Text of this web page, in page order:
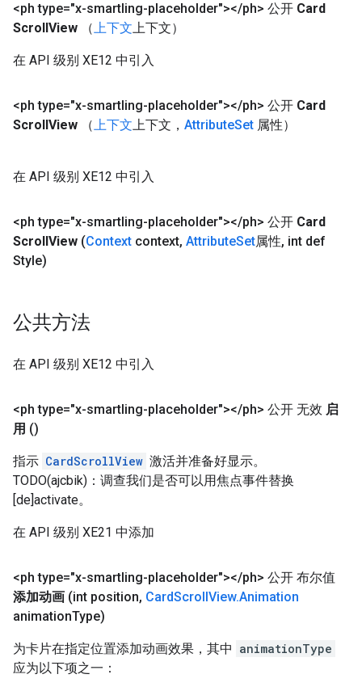
<ph type="x-smartling-placeholder"></ph> 公开 Card
ScrollView （上下文上下文）
在 API 级别 XE12 中引入
<ph type="x-smartling-placeholder"></ph> 公开 Card
ScrollView （上下文上下文， AttributeSet 属性）
在 API 级别 XE12 中引入
<ph type="x-smartling-placeholder"></ph> 公开 Card
ScrollView (Context context, AttributeSet属性, int def
Style)
公共方法
在 API 级别 XE12 中引入
<ph type="x-smartling-placeholder"></ph> 公开 无效 启
用 ()
指示 CardScrollView 激活并准备好显示。
TODO(ajcbik)：调查我们是否可以用焦点事件替换
[de]activate。
在 API 级别 XE21 中添加
<ph type="x-smartling-placeholder"></ph> 公开 布尔值
添加动画 (int position, CardScrollView.Animation
animationType)
为卡片在指定位置添加动画效果，其中 animationType
应为以下项之一：